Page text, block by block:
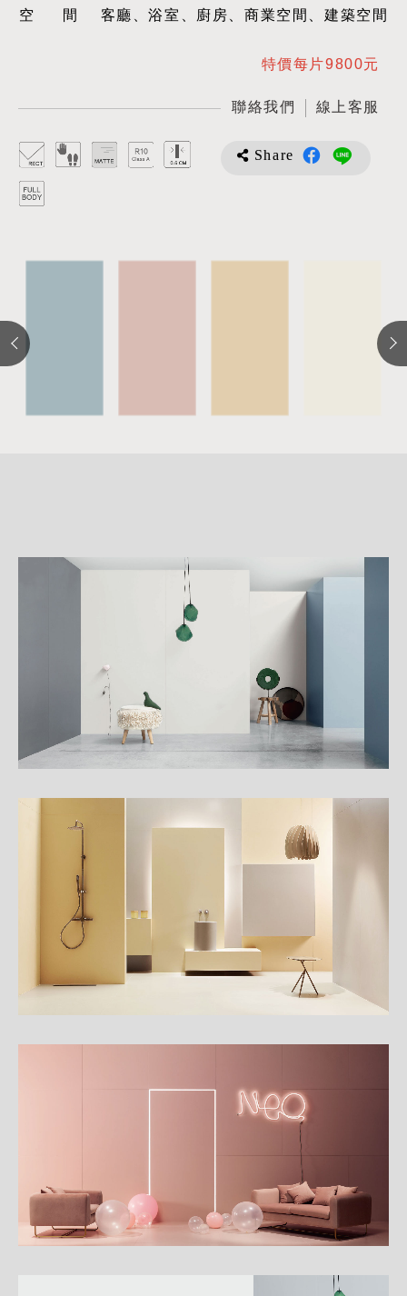
空間客廳、浴室、廚房、商業空間、建築空間
特價每片9800元
聯絡我們 線上客服
Share